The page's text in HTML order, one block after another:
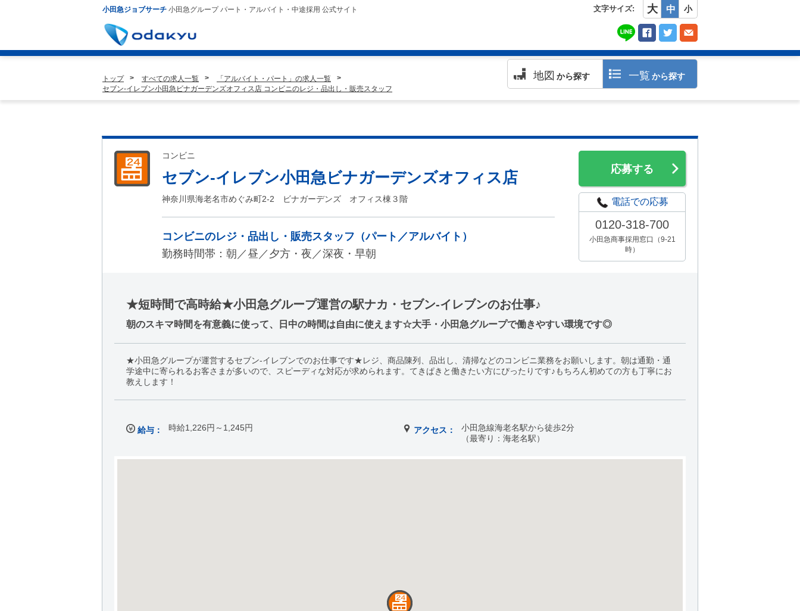
小田急ジョブサーチ 小田急グループ パート・アルバイト・中途採用 公式サイト 文字サイズ: 大 中 小
地図 から探す 一覧 から探す
トップ すべての求人一覧
「アルバイト・パート」の求人一覧
セブン-イレブン小田急ビナガーデンズオフィス店 コンビニのレジ・品出し・販売スタッフ
コンビニ
セブン-イレブン小田急ビナガーデンズオフィス店
神奈川県海老名市めぐみ町2-2 ビナガーデンズ オフィス棟３階
コンビニのレジ・品出し・販売スタッフ（パート／アルバイト）
勤務時間帯：朝／昼／夕方・夜／深夜・早朝
応募する
電話での応募
0120-318-700
小田急商事採用窓口（9-21
時）
★短時間で高時給★小田急グループ運営の駅ナカ・セブン-イレブンのお仕事♪
朝のスキマ時間を有意義に使って、日中の時間は自由に使えます☆大手・小田急グループで働きやすい環境です◎
★小田急グループが運営するセブン-イレブンでのお仕事です★レジ、商品陳列、品出し、清掃などのコンビニ業務をお願いします。朝は通勤・通
学途中に寄られるお客さまが多いので、スピーディな対応が求められます。てきぱきと働きたい方にぴったりです♪もちろん初めての方も丁寧にお
教えします！
給与： 時給1,226円～1,245円 アクセス：
小田急線海老名駅から徒歩2分
（最寄り：海老名駅）